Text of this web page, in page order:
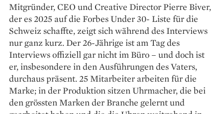
Mitgründer, CEO und Creative Director Pierre Biver,
der es 2025 auf die Forbes Under 30- Liste für die
Schweiz schaffte, zeigt sich während des Interviews
nur ganz kurz. Der 26-Jährige ist am Tag des
Interviews offiziell gar nicht im Büro – und doch ist
er, insbesondere in den Ausführungen des Vaters,
durchaus präsent. 25 Mitarbeiter arbeiten für die
Marke; in der Produktion sitzen Uhrmacher, die bei
den grössten Marken der Branche gelernt und